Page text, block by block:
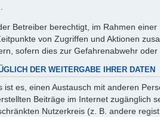
Betreiber berechtigt, im Rahmen
von Zugriffen und Aktionen
sofern dies zur Gefahrenabwehr
DER WEITERGABE IHRER DATEN
ist es, einen Austausch mit anderen
Beiträge im Internet zugänglich
Nutzerkreis (z. B. andere